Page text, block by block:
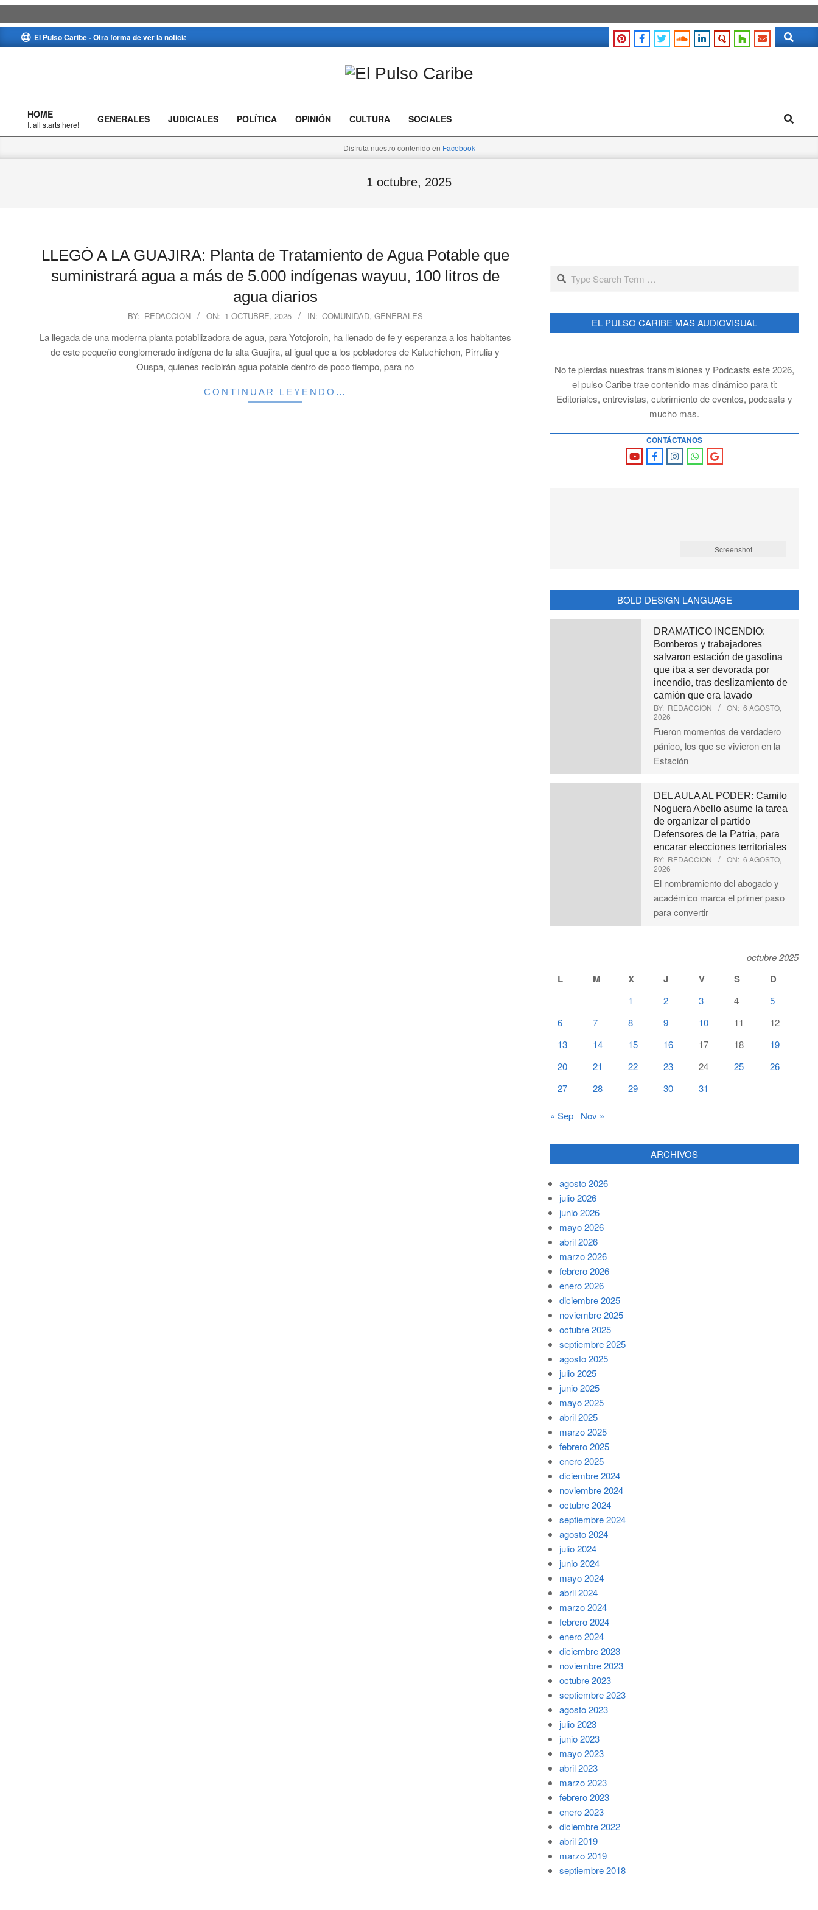
to
El Pulso Caribe - Otra forma de ver la noticia Search
Caribe
Primary
Navigation
HOME
It all starts here! GENERALES JUDICIALES POLÍTICA OPINIÓN CULTURA SOCIALES Search
Disfruta nuestro contenido en Facebook
1 octubre, 2025
LLEGÓ A LA GUAJIRA: Planta de Tratamiento de Agua Potable que
suministrará agua a más de 5.000 indígenas wayuu, 100 litros de
agua diarios
01
BY: REDACCION ON: 1 OCTUBRE, 2025 IN: COMUNIDAD, GENERALES
La llegada de una moderna planta potabilizadora de agua, para Yotojoroin, ha llenado de fe y esperanza a los habitantes
de este pequeño conglomerado indígena de la alta Guajira, al igual que a los pobladores de Kaluchichon, Pirrulia y
Ouspa, quienes recibirán agua potable dentro de poco tiempo, para no
CONTINUAR LEYENDO…
Search
EL PULSO CARIBE MAS AUDIOVISUAL
No te pierdas nuestras transmisiones y Podcasts este 2026,
el pulso Caribe trae contenido mas dinámico para ti:
Editoriales, entrevistas, cubrimiento de eventos, podcasts y
mucho mas.
CONTÁCTANOS
Screenshot
BOLD DESIGN LANGUAGE
DRAMATICO INCENDIO:
Bomberos y trabajadores
salvaron estación de gasolina
que iba a ser devorada por
incendio, tras deslizamiento de
camión que era lavado
BY: REDACCION ON: 6 AGOSTO,
2026
Fueron momentos de verdadero
pánico, los que se vivieron en la
Estación
DEL AULA AL PODER: Camilo
Noguera Abello asume la tarea
de organizar el partido
Defensores de la Patria, para
encarar elecciones territoriales
BY: REDACCION ON: 6 AGOSTO,
2026
El nombramiento del abogado y
académico marca el primer paso
para convertir
octubre 2025
L M X J V S D
1 2 3 4
5
6
7 8 9 10 11
12
13
14 15 16 17 18
19
20
21 22 23 24 25
26
27
28 29 30 31
« Sep Nov »
ARCHIVOS
agosto 2026
julio 2026
junio 2026
mayo 2026
abril 2026
marzo 2026
febrero 2026
enero 2026
diciembre 2025
noviembre 2025
octubre 2025
septiembre 2025
agosto 2025
julio 2025
junio 2025
mayo 2025
abril 2025
marzo 2025
febrero 2025
enero 2025
diciembre 2024
noviembre 2024
octubre 2024
septiembre 2024
agosto 2024
julio 2024
junio 2024
mayo 2024
abril 2024
marzo 2024
febrero 2024
enero 2024
diciembre 2023
noviembre 2023
octubre 2023
septiembre 2023
agosto 2023
julio 2023
junio 2023
mayo 2023
abril 2023
marzo 2023
febrero 2023
enero 2023
diciembre 2022
abril 2019
marzo 2019
septiembre 2018